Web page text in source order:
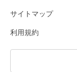
サイトマップ
利用規約